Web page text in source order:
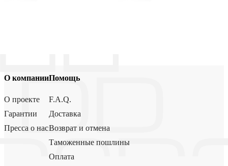
О компании
О проекте
Гарантии
Пресса о нас
Помощь
F.A.Q.
Доставка
Возврат и отмена
Таможенные пошлины
Оплата